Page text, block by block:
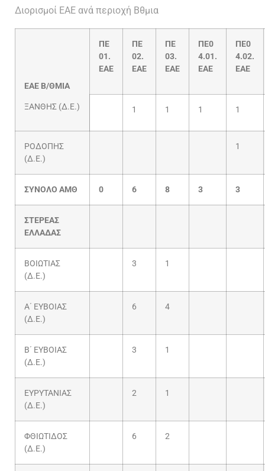
Διορισμοί ΕΑΕ ανά περιοχή Βθμια
EAE B/ΘΜΙΑ
ΞΑΝΘΗΣ (Δ.Ε.)
ΠΕ
01.
ΕΑΕ
ΠΕ
02.
ΕΑΕ
ΠΕ
03.
ΕΑΕ
ΠΕ0
4.01.
ΕΑΕ
ΠΕ0
4.02.
ΕΑΕ
1 1 1 1
ΡΟΔΟΠΗΣ
(Δ.Ε.)
1
ΣΥΝΟΛΟ ΑΜΘ 0 6 8 3 3
ΣΤΕΡΕΑΣ
ΕΛΛΑΔΑΣ
ΒΟΙΩΤΙΑΣ
(Δ.Ε.)
3 1
Α΄ ΕΥΒΟΙΑΣ
(Δ.Ε.)
6 4
Β΄ ΕΥΒΟΙΑΣ
(Δ.Ε.)
3 1
ΕΥΡΥΤΑΝΙΑΣ
(Δ.Ε.)
2 1
ΦΘΙΩΤΙΔΟΣ
(Δ.Ε.)
6 2